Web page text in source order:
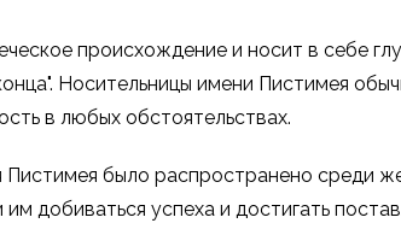
происхождение и носит в себе
Носительницы имени Пистимея
в любых обстоятельствах.
Пистимея было распространено среди
добиваться успеха и достигать